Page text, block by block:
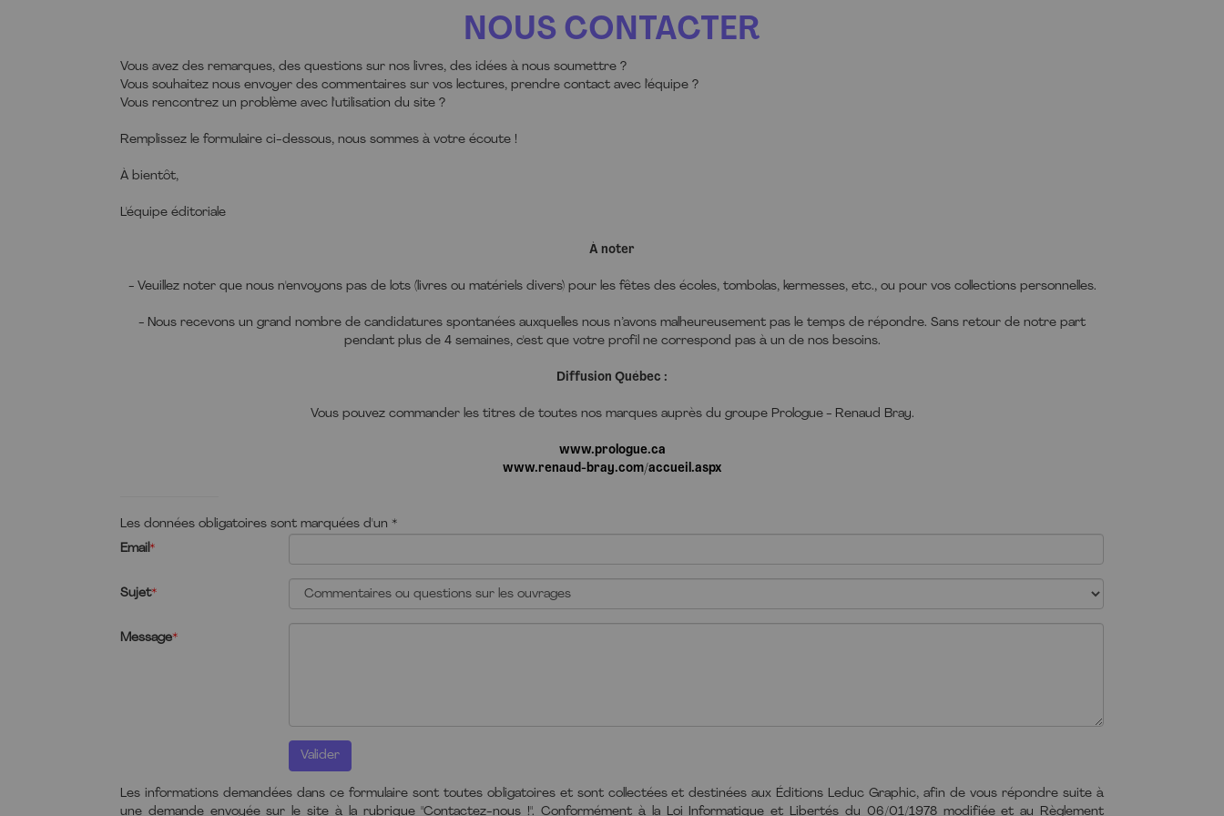
NOUS CONTACTER
Vous avez des remarques, des questions sur nos livres, des idées à nous soumettre ?
Vous souhaitez nous envoyer des commentaires sur vos lectures, prendre contact avec l'équipe ?
Vous rencontrez un problème avec l'utilisation du site ?
Remplissez le formulaire ci-dessous, nous sommes à votre écoute !
À bientôt,
L'équipe éditoriale
À noter
- Veuillez noter que nous n'envoyons pas de lots (livres ou matériels divers) pour les fêtes des écoles, tombolas, kermesses, etc., ou pour vos collections personnelles.
- Nous recevons un grand nombre de candidatures spontanées auxquelles nous n’avons malheureusement pas le temps de répondre. Sans retour de notre part
pendant plus de 4 semaines, c'est que votre profil ne correspond pas à un de nos besoins.
Diffusion Québec :
Vous pouvez commander les titres de toutes nos marques auprès du groupe Prologue - Renaud Bray.
www.prologue.ca
www.renaud-bray.com/accueil.aspx
Les données obligatoires sont marquées d'un *
Email*
Sujet*
Message*
Valider
Les informations demandées dans ce formulaire sont toutes obligatoires et sont collectées et destinées aux Éditions Leduc Graphic, afin de vous répondre suite à
une demande envoyée sur le site à la rubrique "Contactez-nous !". Conformément à la Loi Informatique et Libertés du 06/01/1978 modifiée et au Règlement
Les informations demandées dans ce formulaire sont toutes obligatoires et sont collectées et
destinées aux Éditions Alisio, afin de vous envoyer par mail votre newsletter si vous le
Règlement UE/2016/679, vous disposez d'un droit d'accès, de rectification et d'opposition aux
courrier à Éditions Alisio, 10 place des cinq martyrs du lycée Buffon 75015 PARIS. Plus
d'information sur
notre politique de protection de vos données personnelles.